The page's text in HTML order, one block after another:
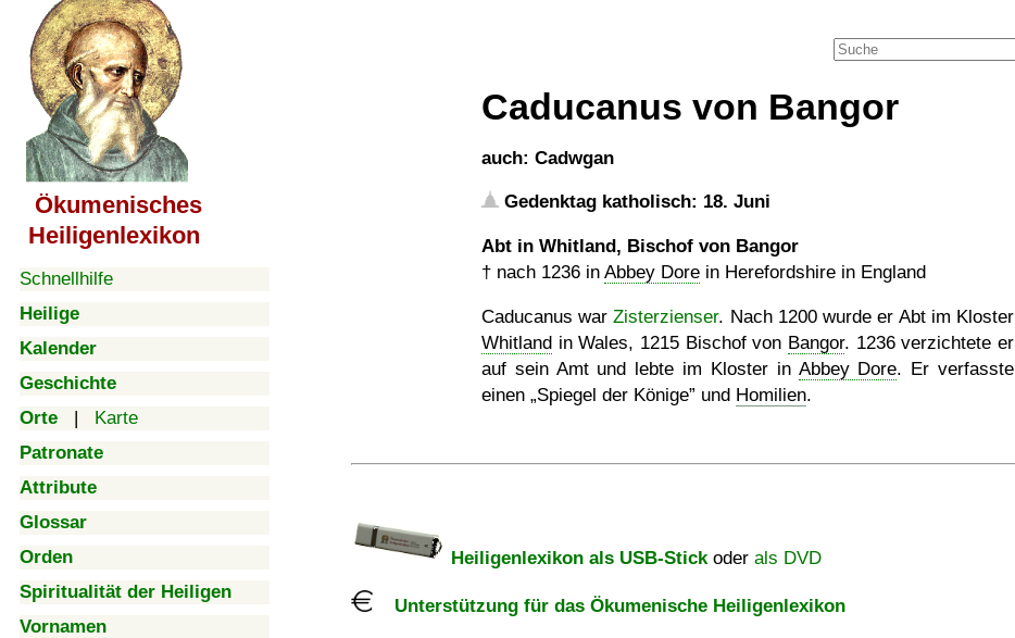
Ökumenisches
Heiligenlexikon
Schnellhilfe
Heilige
Kalender
Geschichte
Orte | Karte
Patronate
Attribute
Glossar
Orden
Spiritualität der Heiligen
Vornamen
Caducanus von Bangor
auch: Cadwgan
Gedenktag katholisch: 18. Juni
Abt in Whitland, Bischof von Bangor
† nach 1236 in Abbey Dore in Herefordshire in England
Caducanus warZisterzienser. Nach 1200 wurde er Abt im Kloster
Whitland in Wales, 1215 Bischof von Bangor. 1236 verzichtete er
auf sein Amt und lebte im Kloster in Abbey Dore. Er verfasste
einen
Spiegel der Könige und Homilien.
Heiligenlexikon als USB-Stickoder als DVD
Unterstützung für das Ökumenische Heiligenlexikon